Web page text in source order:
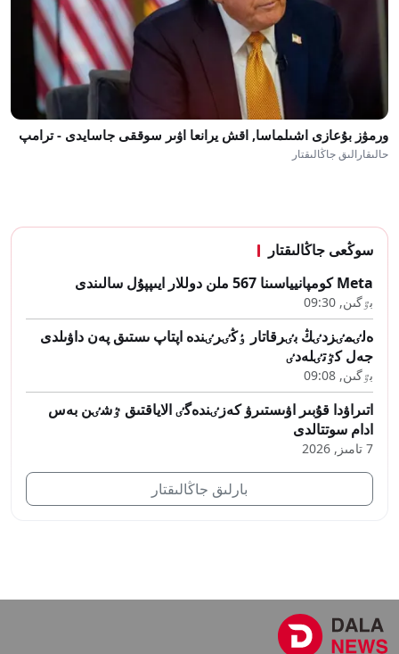
ورمۋز بۇعازى اشىلماسا, اقش يرانعا اۋىر سوققى جاسايدى - ترامپ
حالىقارالىق جاڭالىقتار
سوڭعى جاڭالىقتار
Meta كومپانيياسىنا 567 ملن دوللار ايىپپۇل سالىندى
بٷگىن, 09:30
ەلٸمٸزدٸڭ بٸرقاتار ٶڭٸرٸندە اپتاپ ىستىق پەن داۋىلدى
جەل كٷتٸلەدٸ
بٷگىن, 09:08
اتىراۋدا قۇبىر اۋىستىرۋ كەزٸندەگٸ الاياقتىق ٷشٸن بەس
ادام سوتتالدى
7 تامىز, 2026
بارلىق جاڭالىقتار